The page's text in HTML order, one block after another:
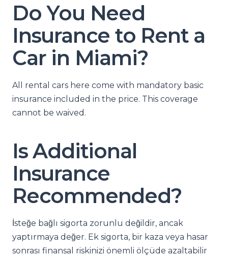
Do You Need
Insurance to Rent a
Car in Miami?
All rental cars here come with mandatory basic
insurance included in the price. This coverage
cannot be waived.
Is Additional
Insurance
Recommended?
İsteğe bağlı sigorta zorunlu değildir, ancak
yaptırmaya değer. Ek sigorta, bir kaza veya hasar
sonrası finansal riskinizi önemli ölçüde azaltabilir